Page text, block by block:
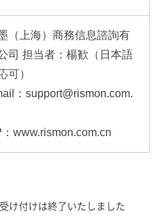
（上海）商務信息諮詢有
司 担当者：楊歓（日本語
可）
：support@rismon.com.
：www.rismon.com.cn
け付けは終了いたしました